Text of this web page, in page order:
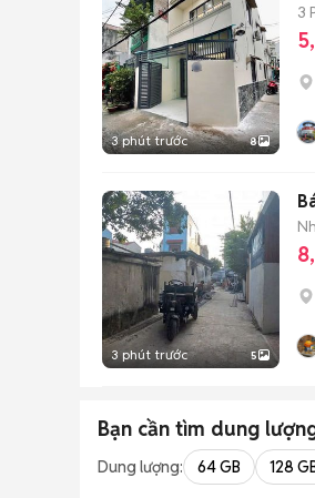
3 phút trước 8
3
3 phút trước 5
Bạn cần tìm dung
Dung lượng: 64 GB 128